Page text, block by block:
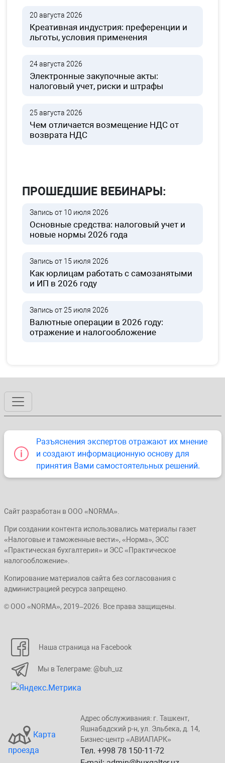
20 августа 2026
Креативная индустрия: преференции и
льготы, условия применения
24 августа 2026
Электронные закупочные акты:
налоговый учет, риски и штрафы
25 августа 2026
Чем отличается возмещение НДС от
возврата НДС
ПРОШЕДШИЕ ВЕБИНАРЫ:
Запись от 10 июля 2026
Основные средства: налоговый учет и
новые нормы 2026 года
Запись от 15 июля 2026
Как юрлицам работать с самозанятыми
и ИП в 2026 году
Запись от 25 июля 2026
Валютные операции в 2026 году:
отражение и налогообложение
Разъяснения экспертов отражают их мнение
и создают информационную основу для
принятия Вами самостоятельных решений.
Сайт разработан в ООО «NORMA».
При создании контента использовались материалы газет
«Налоговые и таможенные вести», «Норма», ЭСС
«Практическая бухгалтерия» и ЭСС «Практическое
налогообложение».
Копирование материалов сайта без согласования с
администрацией ресурса запрещено.
© ООО «NORMA», 2019–2026. Все права защищены.
Наша страница на Facebook
Мы в Телеграме: @buh_uz
Карта
проезда
Адрес обслуживания: г. Taшкент,
Яшнaбaдский p-н, yл. Эльбeка, д. 14,
Бизнеc-центp «ABИАПAPК»
Тел. +998 78 150-11-72